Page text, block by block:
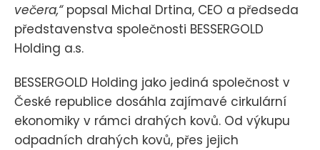
večera,“ popsal Michal Drtina, CEO a předseda
představenstva společnosti BESSERGOLD
Holding a.s.
BESSERGOLD Holding jako jediná společnost v
České republice dosáhla zajímavé cirkulární
ekonomiky v rámci drahých kovů. Od výkupu
odpadních drahých kovů, přes jejich